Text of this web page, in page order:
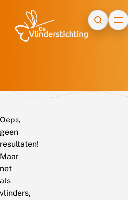
Oeps,
geen
resultaten!
Maar
net
als
vlinders,